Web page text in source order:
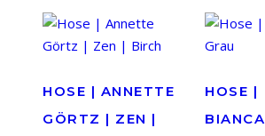
HOSE | ANNETTE
GÖRTZ | ZEN |
HOSE |